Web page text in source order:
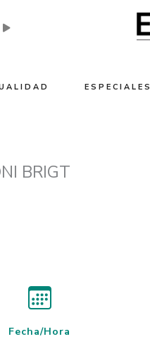
ESPECIALES
BRIGT
Fecha/Hora